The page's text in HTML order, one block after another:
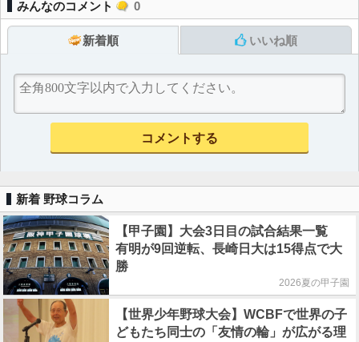
みんなのコメント 0
新着順 いいね順
新着 野球コラム
【甲子園】大会3日目の試合結果一覧
有明が9回逆転、長崎日大は15得点で大
勝
2026夏の甲子園
【世界少年野球大会】WCBFで世界の子
どもたち同士の「友情の輪」が広がる理